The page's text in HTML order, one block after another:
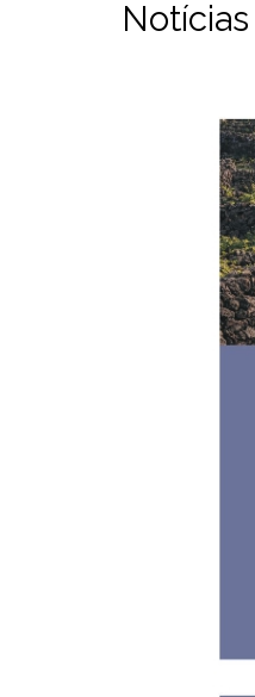
Notícias